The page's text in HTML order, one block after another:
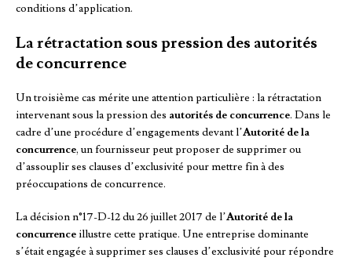
conditions d’application.
La rétractation sous pression des autorités
de concurrence
Un troisième cas mérite une attention particulière : la rétractation
intervenant sous la pression des autorités de concurrence. Dans le
cadre d’une procédure d’engagements devant l’Autorité de la
concurrence, un fournisseur peut proposer de supprimer ou
d’assouplir ses clauses d’exclusivité pour mettre fin à des
préoccupations de concurrence.
La décision n°17-D-12 du 26 juillet 2017 de l’Autorité de la
concurrenceillustre cette pratique. Une entreprise dominante
s’était engagée à supprimer ses clauses d’exclusivité pour répondre